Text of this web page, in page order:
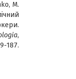
M.
,